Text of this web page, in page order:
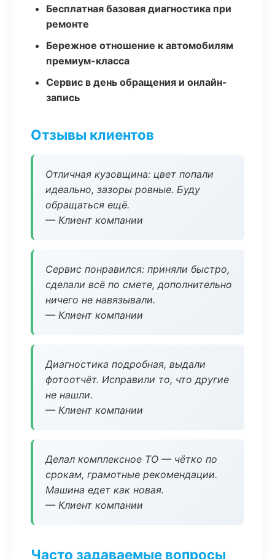
Бесплатная базовая диагностика при
ремонте
Бережное отношение к автомобилям
премиум-класса
Сервис в день обращения и онлайн-
запись
Отзывы клиентов
Отличная кузовщина: цвет попали
идеально, зазоры ровные. Буду
обращаться ещё.
— Клиент компании
Сервис понравился: приняли быстро,
сделали всё по смете, дополнительно
ничего не навязывали.
— Клиент компании
Диагностика подробная, выдали
фотоотчёт. Исправили то, что другие
не нашли.
— Клиент компании
Делал комплексное ТО — чётко по
срокам, грамотные рекомендации.
Машина едет как новая.
— Клиент компании
Часто задаваемые вопросы